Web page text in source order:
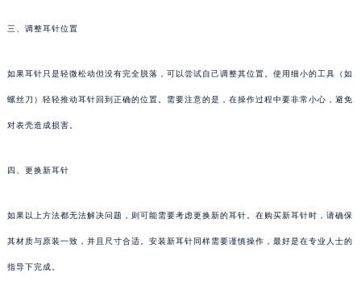
三、调整耳针位置
如果耳针只是轻微松动但没有完全脱落，可以尝试自己调整其位置。使用细小的工具（如
螺丝刀）轻轻推动耳针回到正确的位置。需要注意的是，在操作过程中要非常小心，避免
对表壳造成损害。
四、更换新耳针
如果以上方法都无法解决问题，则可能需要考虑更换新的耳针。在购买新耳针时，请确保
其材质与原装一致，并且尺寸合适。安装新耳针同样需要谨慎操作，最好是在专业人士的
指导下完成。